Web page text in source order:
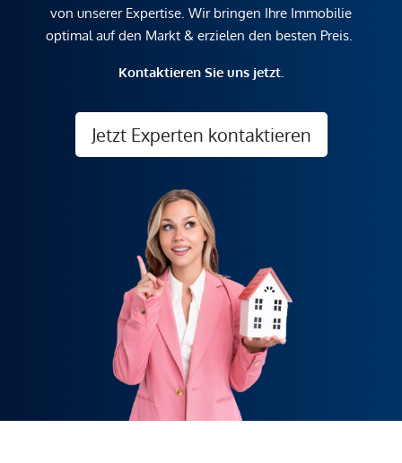
von unserer Expertise. Wir bringen Ihre Immobilie
optimal auf den Markt & erzielen den besten Preis.
Kontaktieren Sie uns jetzt.
Jetzt Experten kontaktieren